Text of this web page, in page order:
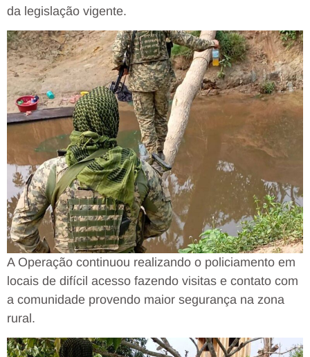
da legislação vigente.
A Operação continuou realizando o policiamento em
locais de difícil acesso fazendo visitas e contato com
a comunidade provendo maior segurança na zona
rural.